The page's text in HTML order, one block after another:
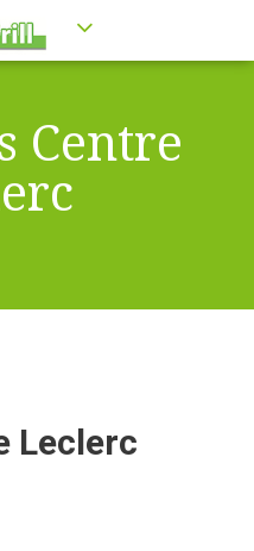
Centre
Leclerc